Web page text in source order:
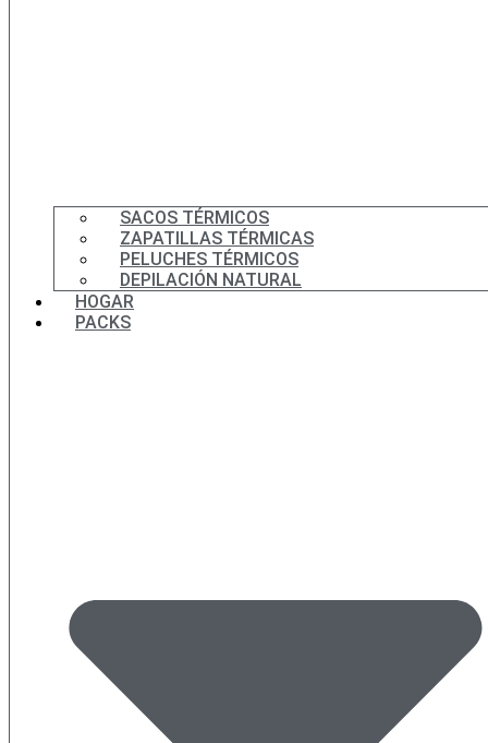
SACOS TÉRMICOS
ZAPATILLAS TÉRMICAS
PELUCHES TÉRMICOS
DEPILACIÓN NATURAL
HOGAR
PACKS